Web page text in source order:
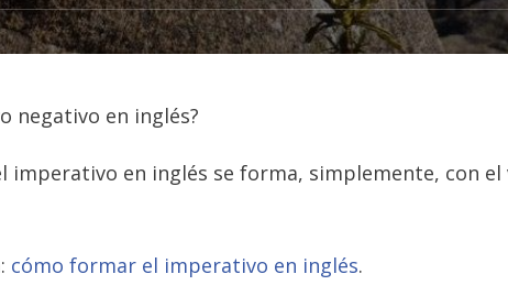
negativo en inglés?
imperativo en inglés se forma, simplemente, con el
cómo formar el imperativo en inglés.